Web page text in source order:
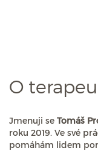
O
Jmenuji se Tomáš
roku 2019. Ve své
pomáhám lidem